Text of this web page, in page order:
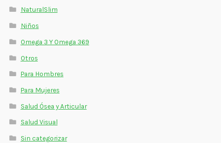
NaturalSlim
Niños
Omega 3 Y Omega 369
Otros
Para Hombres
Para Mujeres
Salud Ósea y Articular
Salud Visual
Sin categorizar